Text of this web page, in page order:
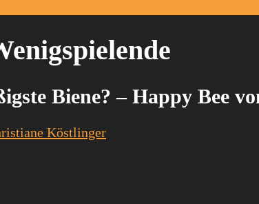
Biene? – Happy Bee
Köstlinger